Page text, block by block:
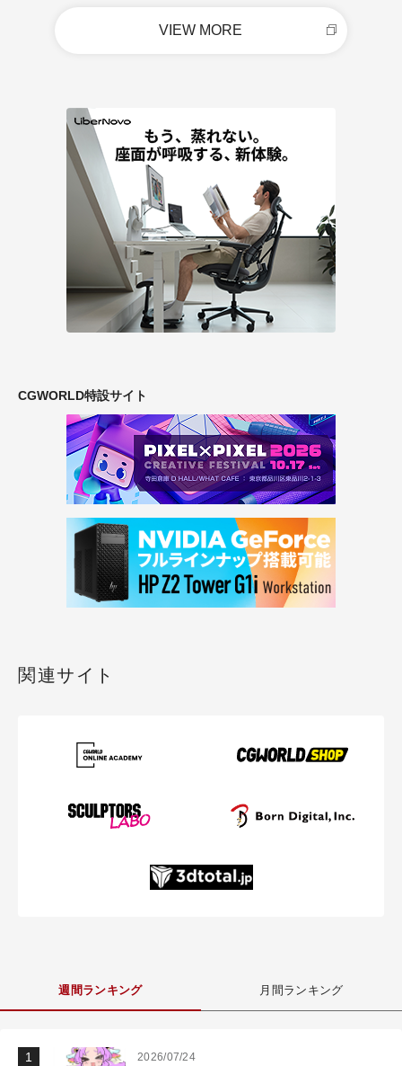
VIEW MORE
CGWORLD特設サイト
関連サイト
週間ランキング 月間ランキング
2026/07/24